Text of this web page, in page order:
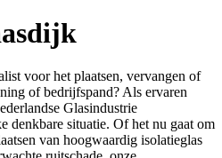
voor het plaatsen, vervangen of
of bedrijfspand? Als ervaren
Glasindustrie
denkbare situatie. Of het nu gaat om
van hoogwaardig isolatieglas